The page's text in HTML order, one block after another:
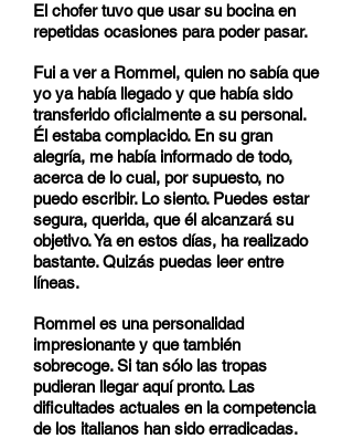
El chofer tuvo que usar su bocina en
repetidas ocasiones para poder pasar.
Fui a ver a Rommel, quien no sabía que
yo ya había llegado y que había sido
transferido oficialmente a su personal.
Él estaba complacido. En su gran
alegría, me había informado de todo,
acerca de lo cual, por supuesto, no
puedo escribir. Lo siento. Puedes estar
segura, querida, que él alcanzará su
objetivo. Ya en estos días, ha realizado
bastante. Quizás puedas leer entre
líneas.
Rommel es una personalidad
impresionante y que también
sobrecoge. Si tan sólo las tropas
pudieran llegar aquí pronto. Las
dificultades actuales en la competencia
de los italianos han sido erradicadas.